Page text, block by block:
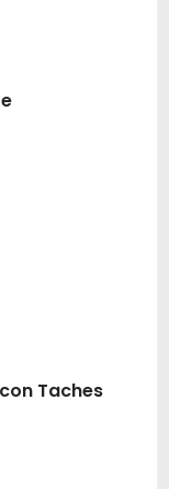
Taches